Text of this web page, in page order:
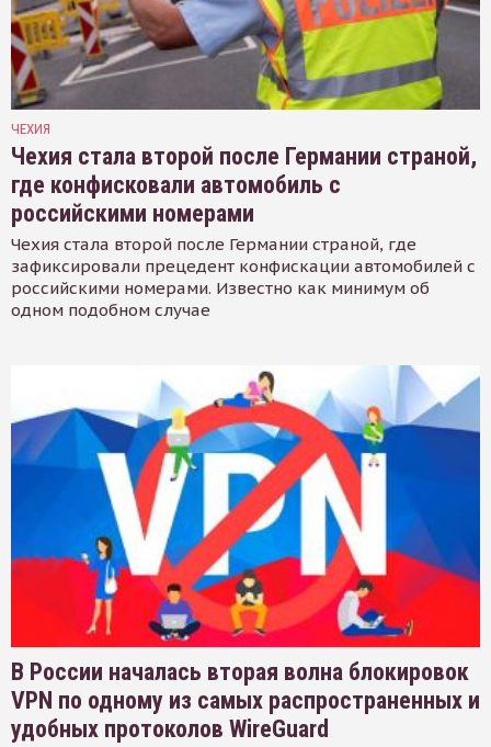
ЧЕХИЯ
Чехия стала второй после Германии страной,
где конфисковали автомобиль с
российскими номерами
Чехия стала второй после Германии страной, где
зафиксировали прецедент конфискации автомобилей с
российскими номерами. Известно как минимум об
одном подобном случае
В России началась вторая волна блокировок
VPN по одному из самых распространенных и
удобных протоколов WireGuard